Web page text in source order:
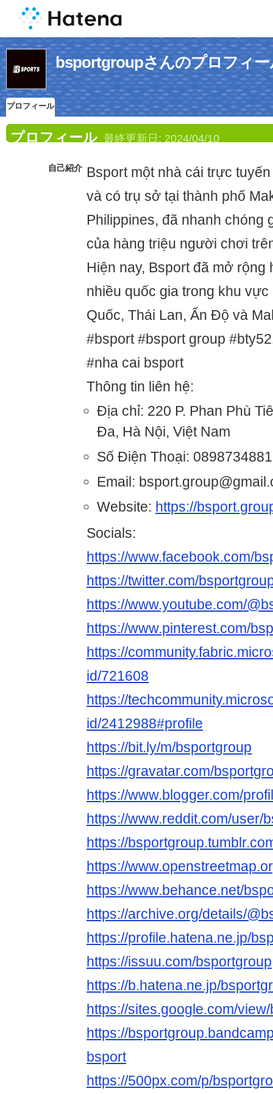
bsportgroupさんのプロフィー
プロフィール
プロフィール 最終更新日: 2024/04/10
自己紹介 Bsport một nhà cái trực
và có trụ sở tại thành phố
Philippines, đã nhanh chóng
của hàng triệu người chơi
Hiện nay, Bsport đã mở rộng
nhiều quốc gia trong khu
Quốc, Thái Lan, Ấn Độ và
#bsport #bsport group
#nha cai bsport
Thông tin liên hệ:
Địa chỉ: 220 P. Phan Phù
Đa, Hà Nội, Việt Nam
Số Điện Thoại: 0898734881
Email:
Website: https://
Socials:
https://www.facebook.com/
https://twitter.com/
https://www.youtube.com/
https://www.pinterest.com/
https://
id/721608
https://
id/2412988#profile
https://bit.ly/m/bsportgroup
https://gravatar.com/
https://www.blogger.com/
https://www.reddit.com/user/
https://
https://
https://www.behance.net/
https://archive.org/details/
https://profile.hatena.ne.jp/
https://issuu.com/bsportgroup
https://b.hatena.ne.jp/
https://sites.google.com/
https://
bsport
https://500px.com/p/